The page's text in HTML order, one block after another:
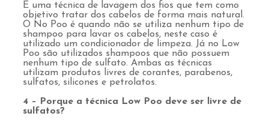
É uma técnica de lavagem dos fios que tem como
objetivo tratar dos cabelos de forma mais natural.
O No Poo é quando não se utiliza nenhum tipo de
shampoo para lavar os cabelos, neste caso é
utilizado um condicionador de limpeza. Já no Low
Poo são utilizados shampoos que não possuem
nenhum tipo de sulfato. Ambas as técnicas
utilizam produtos livres de corantes, parabenos,
sulfatos, silicones e petrolatos.
4 – Porque a técnica Low Poo deve ser livre de
sulfatos?